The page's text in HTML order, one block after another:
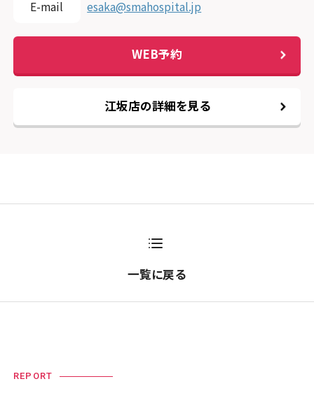
E-mail esaka@smahospital.jp
WEB予約
江坂店の詳細を見る
一覧に戻る
REPORT